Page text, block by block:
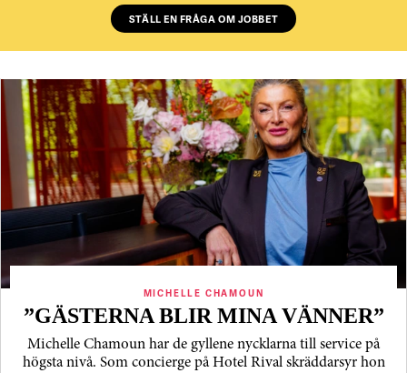
STÄLL EN FRÅGA OM JOBBET
MICHELLE CHAMOUN
”GÄSTERNA BLIR MINA VÄNNER”
Michelle Chamoun har de gyllene nycklarna till service på
högsta nivå. Som concierge på Hotel Rival skräddarsyr hon